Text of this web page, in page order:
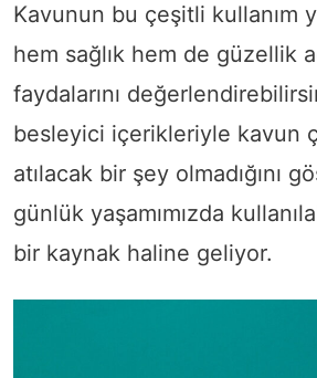
Kavunun bu çeşitli kullanım
hem sağlık hem de güzellik
faydalarını
besleyici içerikleriyle kavun
atılacak bir şey olmadığını
günlük yaşamımızda
bir kaynak haline geliyor.